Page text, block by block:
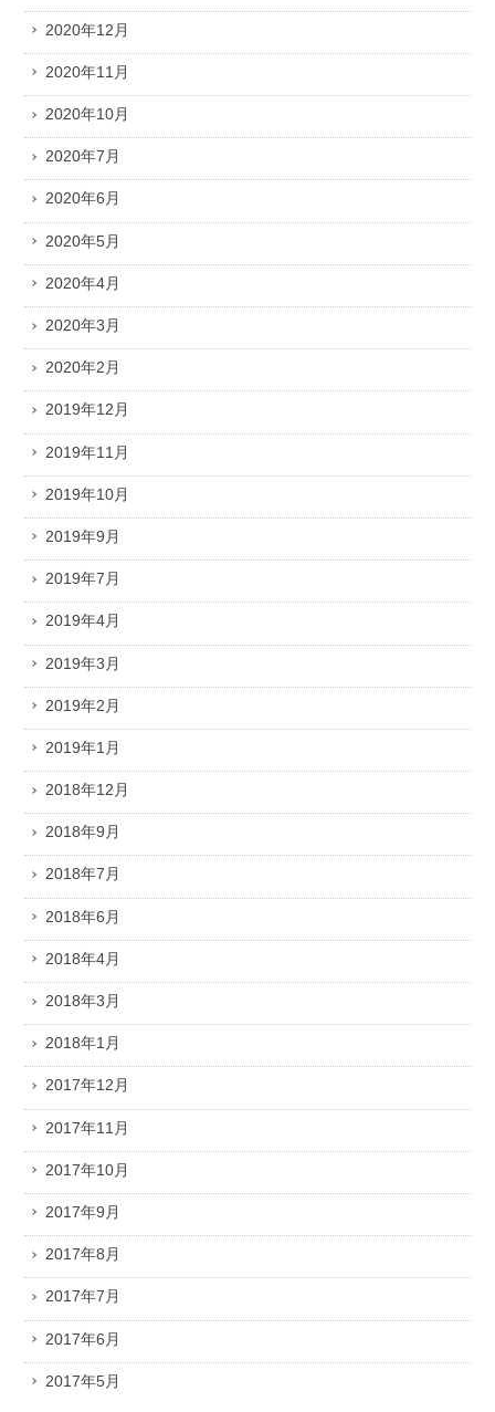
2020年12月
2020年11月
2020年10月
2020年7月
2020年6月
2020年5月
2020年4月
2020年3月
2020年2月
2019年12月
2019年11月
2019年10月
2019年9月
2019年7月
2019年4月
2019年3月
2019年2月
2019年1月
2018年12月
2018年9月
2018年7月
2018年6月
2018年4月
2018年3月
2018年1月
2017年12月
2017年11月
2017年10月
2017年9月
2017年8月
2017年7月
2017年6月
2017年5月